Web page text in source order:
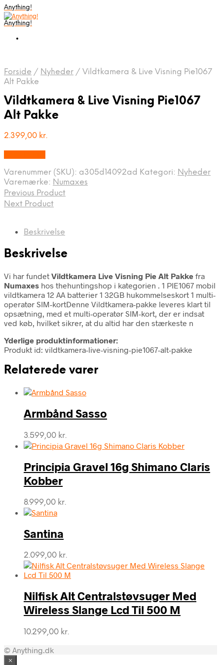
Anything!
Anything!
Forside / Nyheder / Vildtkamera & Live Visning Pie1067
Alt Pakke
Vildtkamera & Live Visning Pie1067
Alt Pakke
2.399,00 kr.
Varenummer (SKU): a305d14092ad Kategori: Nyheder
Varemærke: Numaxes
Previous Product
Next Product
Beskrivelse
Beskrivelse
Vi har fundet Vildtkamera Live Visning Pie Alt Pakke fra
Numaxes hos thehuntingshop i kategorien . 1 PIE1067 mobil
vildtkamera 12 AA batterier 1 32GB hukommelseskort 1 multi-
operatør SIM-kortDenne Vildtkamera-pakke leveres klart til
opsætning, med et multi-operatør SIM-kort, der er indsat
ved køb, hvilket sikrer, at du altid har den stærkeste n
Yderlige produktinformationer:
Produkt id: vildtkamera-live-visning-pie1067-alt-pakke
Relaterede varer
Armbånd Sasso
3.599,00 kr.
Principia Gravel 16g Shimano Claris
Kobber
8.999,00 kr.
Santina
2.099,00 kr.
Nilfisk Alt Centralstøvsuger Med
Wireless Slange Lcd Til 500 M
10.299,00 kr.
© Anything.dk
×